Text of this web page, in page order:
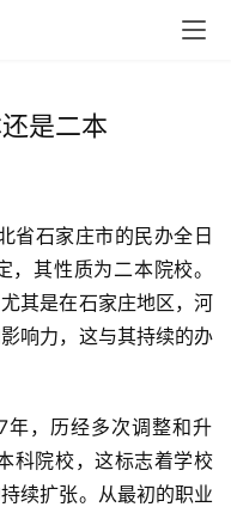
是二本
其性质为二本院校。
其是在石家庄地区，河
响力，这与其持续的办
科院校，这标志着学校
续扩张。从最初的职业